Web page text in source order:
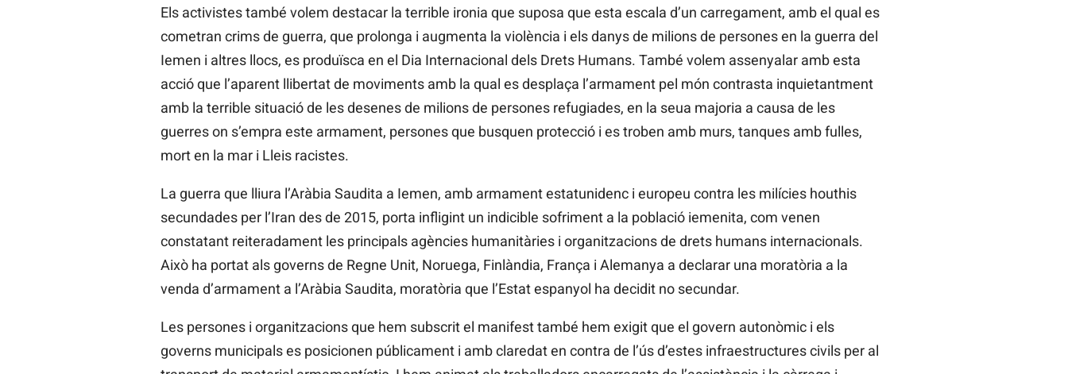
Els activistes també volem destacar la terrible ironia que suposa que esta escala d’un carregament, amb el qual es
cometran crims de guerra, que prolonga i augmenta la violència i els danys de milions de persones en la guerra del
Iemen i altres llocs, es produïsca en el Dia Internacional dels Drets Humans. També volem assenyalar amb esta
acció que l’aparent llibertat de moviments amb la qual es desplaça l’armament pel món contrasta inquietantment
amb la terrible situació de les desenes de milions de persones refugiades, en la seua majoria a causa de les
guerres on s’empra este armament, persones que busquen protecció i es troben amb murs, tanques amb fulles,
mort en la mar i Lleis racistes.
La guerra que lliura l’Aràbia Saudita a Iemen, amb armament estatunidenc i europeu contra les milícies houthis
secundades per l’Iran des de 2015, porta infligint un indicible sofriment a la població iemenita, com venen
constatant reiteradament les principals agències humanitàries i organitzacions de drets humans internacionals.
Això ha portat als governs de Regne Unit, Noruega, Finlàndia, França i Alemanya a declarar una moratòria a la
venda d’armament a l’Aràbia Saudita, moratòria que l’Estat espanyol ha decidit no secundar.
Les persones i organitzacions que hem subscrit el manifest també hem exigit que el govern autonòmic i els
governs municipals es posicionen públicament i amb claredat en contra de l’ús d’estes infraestructures civils per al